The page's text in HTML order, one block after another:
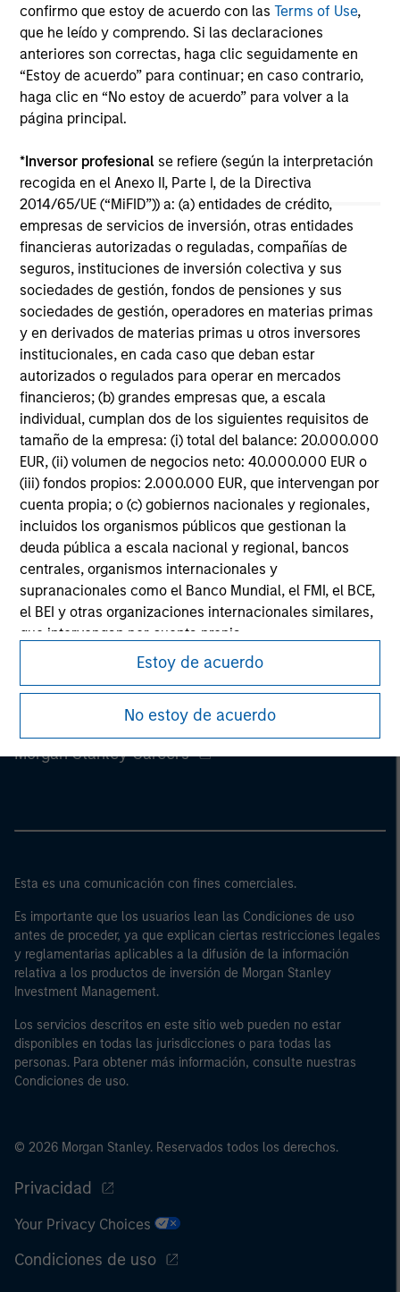
confirmo que estoy de acuerdo con lasTerms of Use,
que he leído y comprendo. Si las declaraciones
anteriores son correctas, haga clic seguidamente en
“Estoy de acuerdo” para continuar; en caso contrario,
haga clic en “No estoy de acuerdo” para volver a la
página principal.
*Inversor profesional se refiere (según la interpretación
recogida en el Anexo II, Parte I, de la Directiva
2014/65/UE (“MiFID”)) a: (a) entidades de crédito,
empresas de servicios de inversión, otras entidades
financieras autorizadas o reguladas, compañías de
seguros, instituciones de inversión colectiva y sus
sociedades de gestión, fondos de pensiones y sus
sociedades de gestión, operadores en materias primas
y en derivados de materias primas u otros inversores
institucionales, en cada caso que deban estar
autorizados o regulados para operar en mercados
financieros; (b) grandes empresas que, a escala
individual, cumplan dos de los siguientes requisitos de
tamaño de la empresa: (i) total del balance: 20.000.000
EUR, (ii) volumen de negocios neto: 40.000.000 EUR o
(iii) fondos propios: 2.000.000 EUR, que intervengan por
cuenta propia; o (c) gobiernos nacionales y regionales,
incluidos los organismos públicos que gestionan la
deuda pública a escala nacional y regional, bancos
centrales, organismos internacionales y
supranacionales como el Banco Mundial, el FMI, el BCE,
el BEI y otras organizaciones internacionales similares,
que intervengan por cuenta propia.
Tenga en cuenta que es posible que la definición de
“inversor profesional” no sea la definición prevista por
el regulador del país de origen desde el cual se accede
al sitio web.
Estoy de acuerdo
No estoy de acuerdo
14-JUL-2026
May not represent all Team Members.
The information on this page is for informational
purposes only. The information contained herein does
not constitute and should not be construed as an
offering of advisory services or an offer to sell or a
solicitation of an offer to buy any securities in any
jurisdiction in which such offer or solicitation,
purchase or sale would be unlawful under the
securities, insurance or other laws of such jurisdiction.
All investing involves risks, including a loss of principal.
Please refer to the strategy detail page for important
information on the strategy, including additional risk
considerations.
Morgan Stanley
Morgan Stanley Careers
Esta es una comunicación con fines comerciales.
Es importante que los usuarios lean las Condiciones de uso
antes de proceder, ya que explican ciertas restricciones legales
y reglamentarias aplicables a la difusión de la información
relativa a los productos de inversión de Morgan Stanley
Investment Management.
Los servicios descritos en este sitio web pueden no estar
disponibles en todas las jurisdicciones o para todas las
personas. Para obtener más información, consulte nuestras
Condiciones de uso.
© 2026 Morgan Stanley. Reservados todos los derechos.
Privacidad
Your Privacy Choices
Condiciones de uso